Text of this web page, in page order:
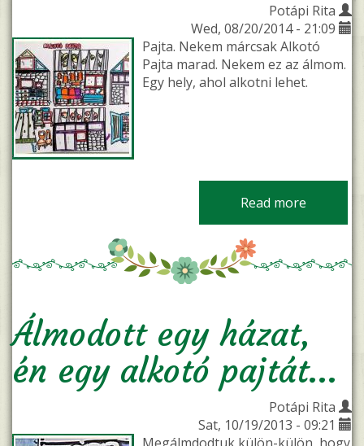
Potápi Rita
Wed, 08/20/2014 - 21:09
Pajta. Nekem márcsak Alkotó
Pajta marad. Nekem ez az álmom.
Egy hely, ahol alkotni lehet.
Read more
Álmodott egy házat,
én egy alkotó pajtát...
Potápi Rita
Sat, 10/19/2013 - 09:21
Megálmdodtuk külön-külön, hogy